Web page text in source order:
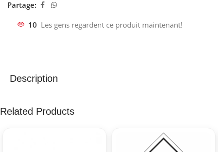
Partage:
10 Les gens regardent ce produit maintenant!
Description
Related Products